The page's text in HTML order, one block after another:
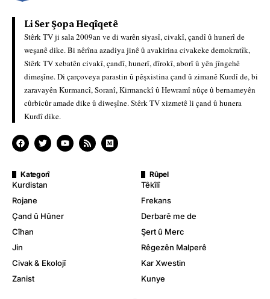
Li Ser Şopa Heqîqetê
Stêrk TV ji sala 2009an ve di warên siyasî, civakî, çandî û hunerî de
weşanê dike. Bi nêrîna azadiya jinê û avakirina civakeke demokratîk,
Stêrk TV xebatên civakî, çandî, hunerî, dîrokî, aborî û yên jîngehê
dimeşîne. Di çarçoveya parastin û pêşxistina çand û zimanê Kurdî de, bi
zaravayên Kurmancî, Soranî, Kirmanckî û Hewramî nûçe û bernameyên
cûrbicûr amade dike û diweşîne. Stêrk TV xizmetê li çand û hunera
Kurdî dike.
Kategorî
Kurdistan
Rojane
Çand û Hûner
Cîhan
Jin
Civak & Ekolojî
Zanist
Rûpel
Têkîlî
Frekans
Derbarê me de
Şert û Merc
Rêgezên Malperê
Kar Xwestin
Kunye